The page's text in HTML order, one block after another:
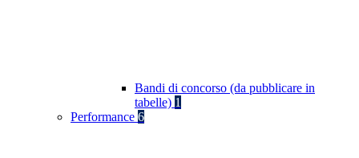
Bandi di concorso (da pubblicare in
tabelle) 1
Performance 6